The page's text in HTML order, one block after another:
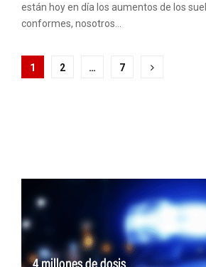
están hoy en día los aumentos de los
conformes, nosotros...
Paginación
1 2 … 7